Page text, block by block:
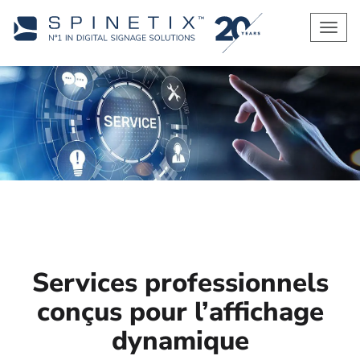
Services professionnels
conçus pour l’affichage
dynamique